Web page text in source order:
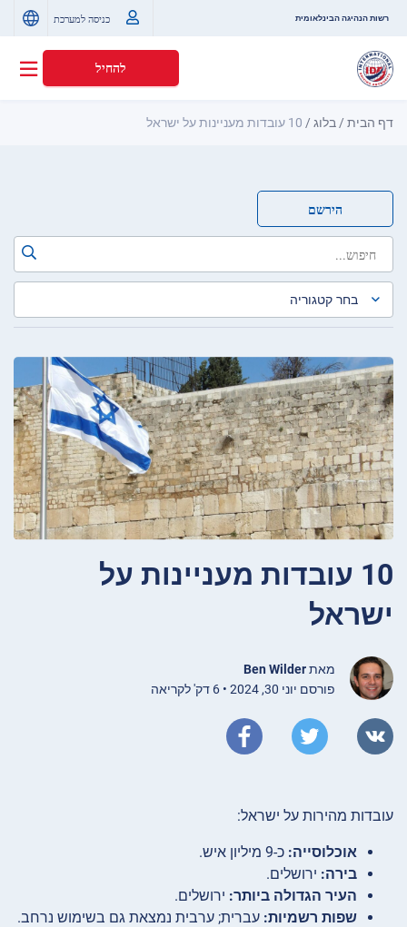
רשות הנהיגה הבינלאומית כניסה למערכת
להחיל
דף הבית/ בלוג/ 10 עובדות מעניינות על ישראל
הירשם
10 עובדות מעניינות על
ישראל
מאתBen Wilder
פורסם יוני 30, 2024 • 6 דק' לקריאה
עובדות מהירות על ישראל:
אוכלוסייה: כ-9 מיליון איש.
בירה: ירושלים.
העיר הגדולה ביותר: ירושלים.
שפות רשמיות: עברית; ערבית נמצאת גם בשימוש נרחב.